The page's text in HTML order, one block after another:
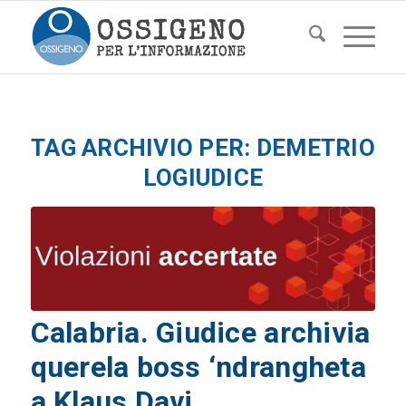
TAG ARCHIVIO PER: DEMETRIO
LOGIUDICE
Calabria. Giudice archivia
querela boss ‘ndrangheta